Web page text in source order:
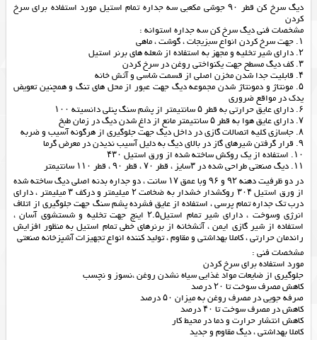
دیگ سرخ کن قطر ۹۰ جوشی مکعبی سه جداره تمام استیل مورد استفاده برای سرخ
کردن
مشخصات فنی دیگ سرخ کن سه جداره استوانه :
۱. جهت سرخ کردن انواع سبزیجات ، گوشت ، ماهی
۲. دارای شیر تخلیه و مجهز به استفاده از شعله های برنر استیل
۳. کف دیگ مسطح جهت یکنواختی روغن در سرخ کردن
۴. قابلیت جدا شدن مخزن اصلی از قسمت شاسی و آتش خانه
۵. مونتاژ و دمونتاژ شدن مجموعه دیگ جهت عبور از محل های تنگ و همچنین تعویض
یدک در مواقع ضروری
۶. دارای عایق حرارتی به قطر ۵ سانتیمتر از پشم سنگ پنلی دانسیته ۱۰۰
۷. دارای عایق هوا به قطر ۵ سانتیمتر مانع از داغ شدن دیگ در زمان طبخ
۸. جاسازی کلیه اتصالات گازی در داخل دیگ جهت جلوگیری از هرگونه آسیب و ضربه
۹. قرار گرفتن شیرهای گاز در بالای دیگ به دلیل آسیب ندیدن در معرض گرما
۱۰. استفاده از یک روکش ساخته شده از ورق استیل ۴۳۰
۱۱. دیگ صنعتیطراحی شده در ۳سایز ، قطر ۷۰ ، قطر ۹۰ ، قطر ۱۱۰ سانتیمتر
در دو ظرفیت دهنه ۹۲ و ۹۶ وبا عمق ۱۷ سانت ، دو جداره بدنه اصلی دیگ ساخته شده
از ورق استیل ۳۰۴ روکشدار خشدار به ضخامت ۲ میلیمتر و درکف ۳ میلیمتر ، دارای
درب تک جداره تمام پرسی ، استفاده از عایق فشرده پشم سنگ جهت جلوگیری از اتلاف
انرژی وسوخت ، دارای شیر تمام استیل۲.۵ اینچ جهت تخلیه و شستشوی آسان ،
استفاده از شیر گازی ایمن ، آتشخانه از برنرهای خطی تمام استیل به منظور افزایش
راندمان حرارتی ، کاملا بهداشتی و مقاوم ، تولید کننده انواع تجهیزات آشپزخانه صنعتی
مشخصات فنی :
مورد استفاده برای سرخ کردن
جلوگیری از ضایعات مواد غذایی سیاه نشدن روغن ،نسوز و نچسب
کاهش مصرف سوخت تا ۲۰ درصد
صرفه جویی در مصرف روغن به میزان ۵۰ درصد
کاهش در مصرف سوخت تا ۴۰ درصد
کاهش انتشار حرارت و دما در محیط کار
کاملا بهداشتی ،دیگمقاوم و جدید